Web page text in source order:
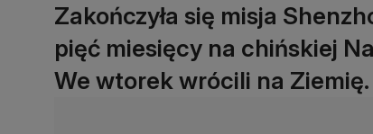
Zakończyła się misja
pięć miesięcy na chińskiej
We wtorek wrócili na Ziemię.